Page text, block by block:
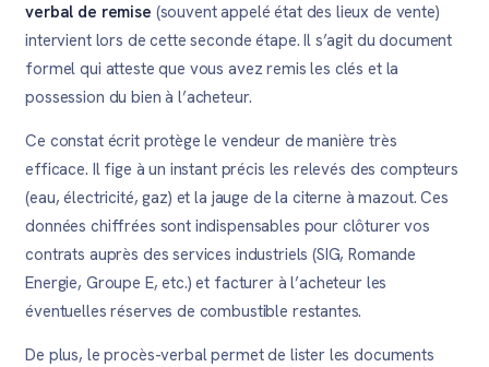
verbal de remise (souvent appelé état des lieux de vente)
intervient lors de cette seconde étape. Il s’agit du document
formel qui atteste que vous avez remis les clés et la
possession du bien à l’acheteur.
Ce constat écrit protège le vendeur de manière très
efficace. Il fige à un instant précis les relevés des compteurs
(eau, électricité, gaz) et la jauge de la citerne à mazout. Ces
données chiffrées sont indispensables pour clôturer vos
contrats auprès des services industriels (SIG, Romande
Energie, Groupe E, etc.) et facturer à l’acheteur les
éventuelles réserves de combustible restantes.
De plus, le procès-verbal permet de lister les documents